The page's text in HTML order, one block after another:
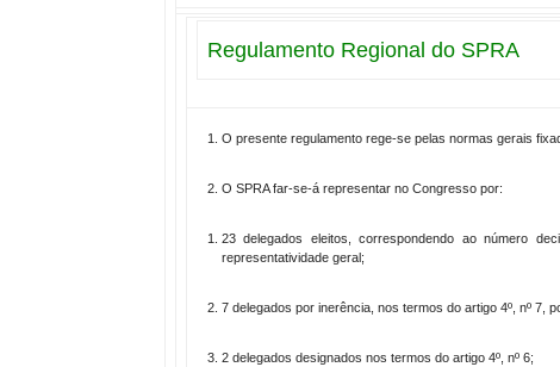
Regulamento Regional do SPRA
O presente regulamento rege-se pelas normas gerais
O SPRA far-se-á representar no Congresso por:
23 delegados eleitos, correspondendo ao número
representatividade geral;
7 delegados por inerência, nos termos do artigo 4º, nº 7,
2 delegados designados nos termos do artigo 4º, nº 6;